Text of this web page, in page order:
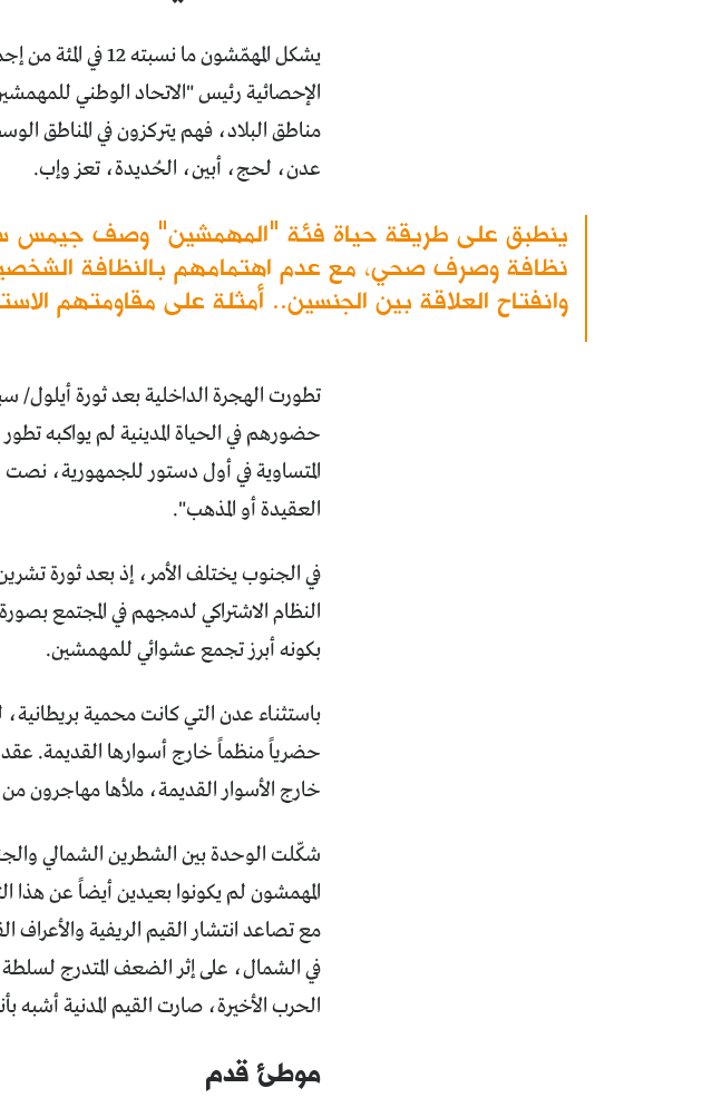
الإحصائية رئيس "الاتحاد الوطني
مناطق البلاد، فهم يتركزون في المناطق
عدن، لحج، أبين، الحُديدة، تعز وإب.
ينطبق على طريقة حياة فئة "المهمشين" وصف جيمس
نظافة وصرف صحي، مع عدم اهتمامهم بالنظافة الشخصية،
وانفتاح العلاقة بين الجنسين.. أمثلة على مقاومتهم
حضورهم في الحياة المدينية لم يواكبه
المتساوية في أول دستور للجمهورية، نصت
العقيدة أو المذهب".
النظام الاشتراكي لدمجهم في المجتمع
بكونه أبرز تجمع عشوائي للمهمشين.
حضرياً منظماً خارج أسوارها القديمة. عقد
خارج الأسوار القديمة، ملأها مهاجرون
المهمشون لم يكونوا بعيدين أيضاً عن هذا
مع تصاعد انتشار القيم الريفية والأعراف
في الشمال، على إثر الضعف المتدرج لسلطة
الحرب الأخيرة، صارت القيم المدنية أشبه
موطئ قدم